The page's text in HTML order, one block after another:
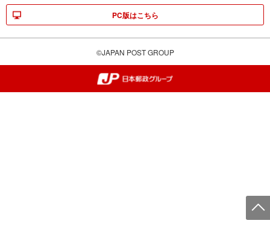
PC版はこちら
©JAPAN POST GROUP